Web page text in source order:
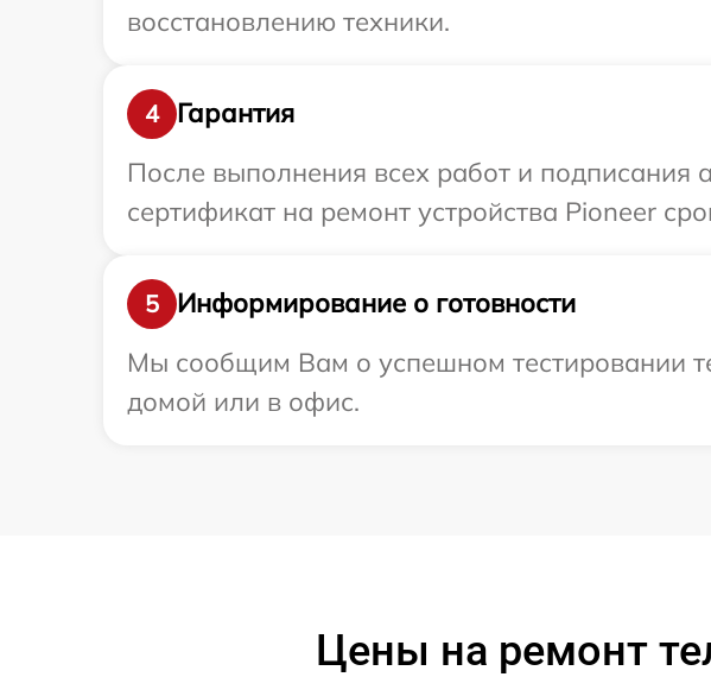
восстановлению техники.
4
Гарантия
После выполнения всех работ и
сертификат на ремонт устройства Pioneer
5
Информирование о готовности
Мы сообщим Вам о успешном тестировании
домой или в офис.
Цены на ремонт